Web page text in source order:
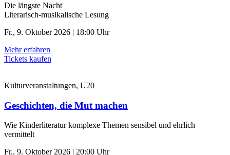
Die längste Nacht
Literarisch-musikalische Lesung
Fr., 9. Oktober 2026 | 18:00 Uhr
Mehr erfahren
Tickets kaufen
Kulturveranstaltungen, U20
Geschichten, die Mut machen
Wie Kinderliteratur komplexe Themen sensibel und ehrlich
vermittelt
Fr., 9. Oktober 2026 | 20:00 Uhr